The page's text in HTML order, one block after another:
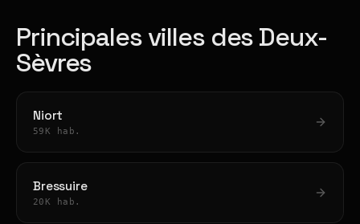
Principales villes des Deux-
Sèvres
Niort
59K hab.
Bressuire
20K hab.